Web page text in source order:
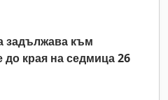
задължава към
до края на седмица 26